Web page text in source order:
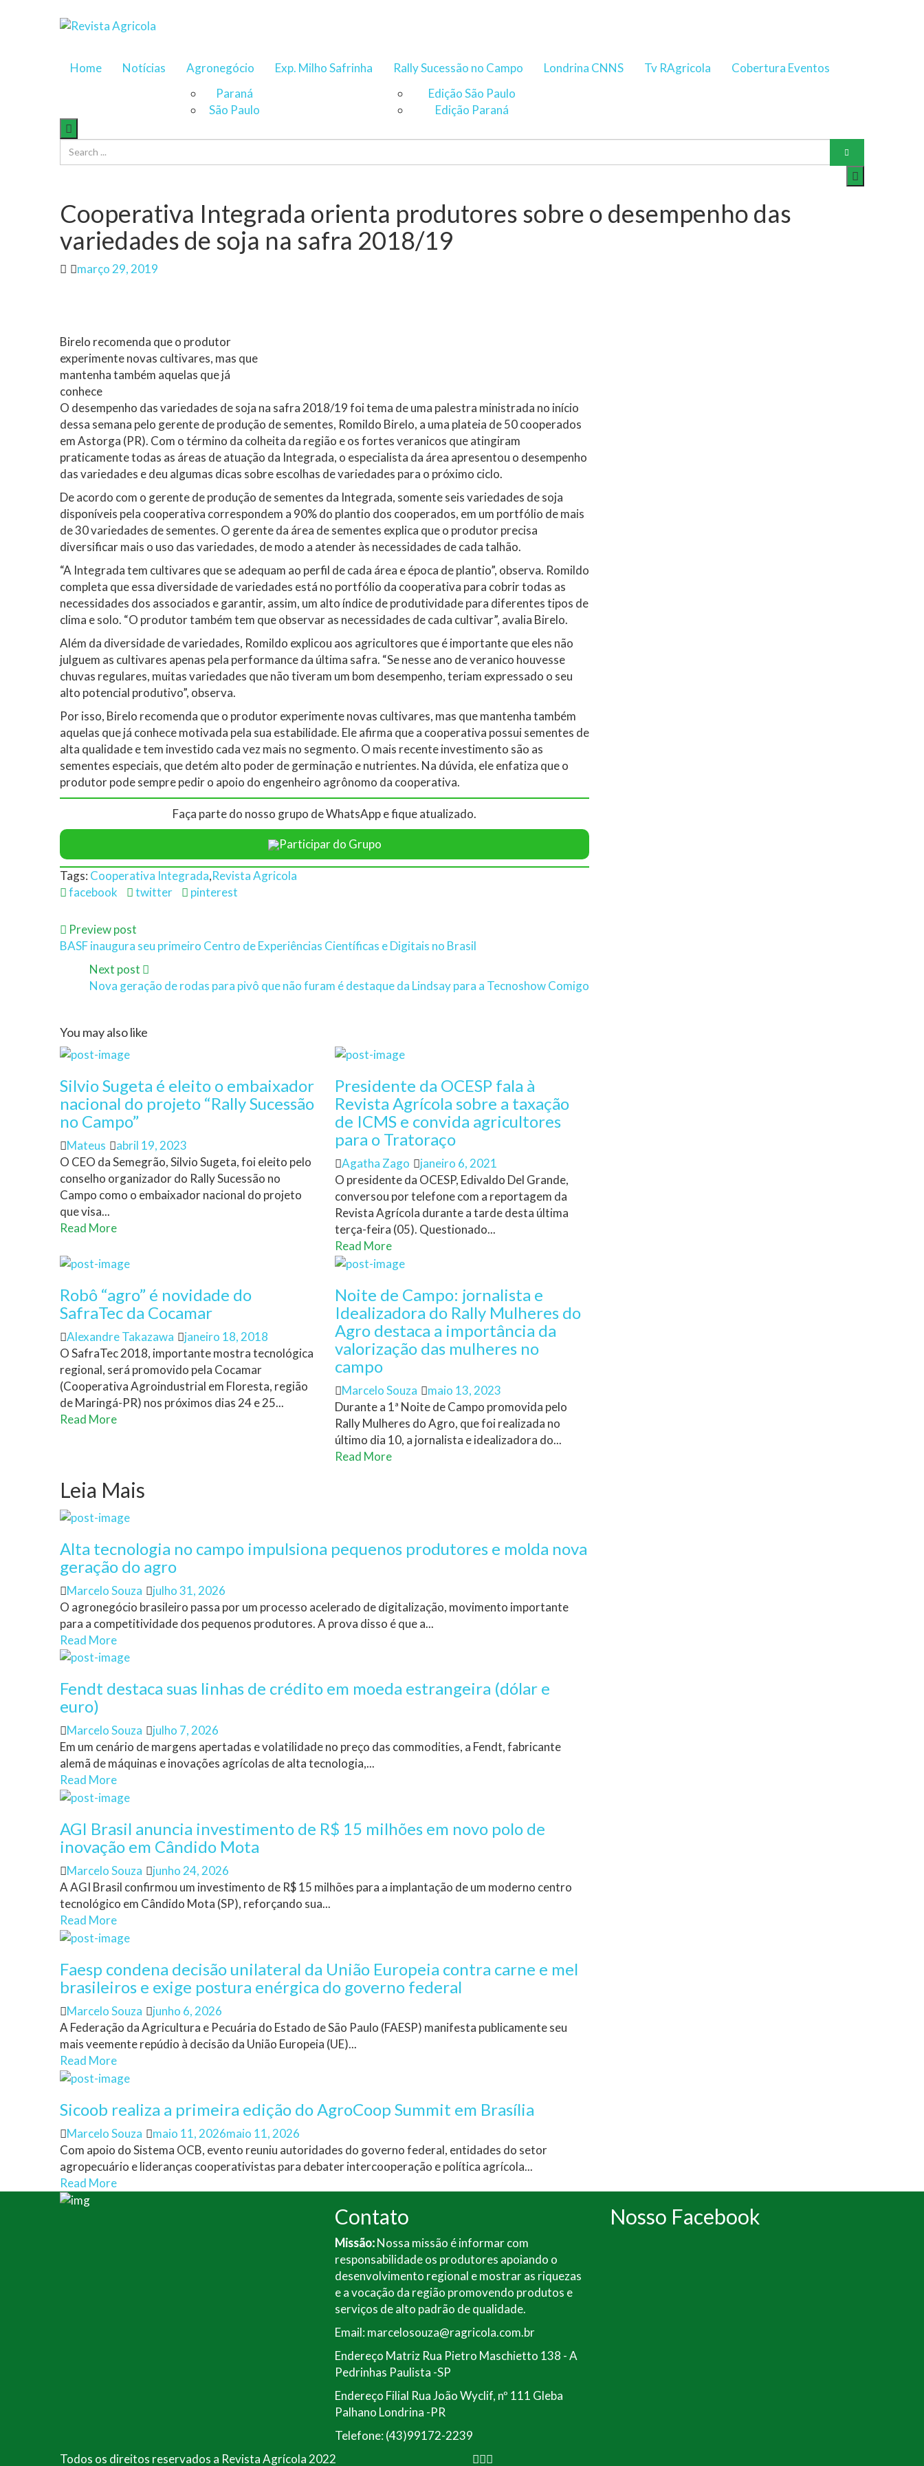
Home Notícias
Agronegócio
Paraná
São Paulo
Exp. Milho Safrinha
Rally Sucessão no Campo
Edição São Paulo
Edição Paraná
Londrina CNNS Tv RAgricola Cobertura Eventos
Cooperativa Integrada orienta produtores sobre o desempenho das
variedades de soja na safra 2018/19
Author
Posted
março 29, 2019
Birelo recomenda que o produtor
experimente novas cultivares, mas que
mantenha também aquelas que já
conhece
O desempenho das variedades de soja na safra 2018/19 foi tema de uma palestra ministrada no início
dessa semana pelo gerente de produção de sementes, Romildo Birelo, a uma plateia de 50 cooperados
em Astorga (PR). Com o término da colheita da região e os fortes veranicos que atingiram
praticamente todas as áreas de atuação da Integrada, o especialista da área apresentou o desempenho
das variedades e deu algumas dicas sobre escolhas de variedades para o próximo ciclo.
De acordo com o gerente de produção de sementes da Integrada, somente seis variedades de soja
disponíveis pela cooperativa correspondem a 90% do plantio dos cooperados, em um portfólio de mais
de 30 variedades de sementes. O gerente da área de sementes explica que o produtor precisa
diversificar mais o uso das variedades, de modo a atender às necessidades de cada talhão.
“A Integrada tem cultivares que se adequam ao perfil de cada área e época de plantio”, observa. Romildo
completa que essa diversidade de variedades está no portfólio da cooperativa para cobrir todas as
necessidades dos associados e garantir, assim, um alto índice de produtividade para diferentes tipos de
clima e solo. “O produtor também tem que observar as necessidades de cada cultivar”, avalia Birelo.
Além da diversidade de variedades, Romildo explicou aos agricultores que é importante que eles não
julguem as cultivares apenas pela performance da última safra. “Se nesse ano de veranico houvesse
chuvas regulares, muitas variedades que não tiveram um bom desempenho, teriam expressado o seu
alto potencial produtivo”, observa.
Por isso, Birelo recomenda que o produtor experimente novas cultivares, mas que mantenha também
aquelas que já conhece motivada pela sua estabilidade. Ele afirma que a cooperativa possui sementes de
alta qualidade e tem investido cada vez mais no segmento. O mais recente investimento são as
sementes especiais, que detém alto poder de germinação e nutrientes. Na dúvida, ele enfatiza que o
produtor pode sempre pedir o apoio do engenheiro agrônomo da cooperativa.
Faça parte do nosso grupo de WhatsApp e fique atualizado.
Participar do Grupo
Tags: Cooperativa Integrada,Revista Agricola
facebook
twitter pinterest
Preview post
BASF inaugura seu primeiro Centro de Experiências Científicas e Digitais no Brasil
Next post
Nova geração de rodas para pivô que não furam é destaque da Lindsay para a Tecnoshow Comigo
You may also like
Silvio Sugeta é eleito o embaixador
nacional do projeto “Rally Sucessão
no Campo”
Author
Mateus
Posted
on
abril 19, 2023
O CEO da Semegrão, Silvio Sugeta, foi eleito pelo
conselho organizador do Rally Sucessão no
Campo como o embaixador nacional do projeto
que visa...
Read More
Presidente da OCESP fala à
Revista Agrícola sobre a taxação
de ICMS e convida agricultores
para o Tratoraço
Author
Agatha Zago
Posted
on
janeiro 6, 2021
O presidente da OCESP, Edivaldo Del Grande,
conversou por telefone com a reportagem da
Revista Agrícola durante a tarde desta última
terça-feira (05). Questionado...
Read More
Robô “agro” é novidade do
SafraTec da Cocamar
Author
Alexandre Takazawa
Posted
on
janeiro 18, 2018
O SafraTec 2018, importante mostra tecnológica
regional, será promovido pela Cocamar
(Cooperativa Agroindustrial em Floresta, região
de Maringá-PR) nos próximos dias 24 e 25...
Read More
Noite de Campo: jornalista e
Idealizadora do Rally Mulheres do
Agro destaca a importância da
valorização das mulheres no
campo
Author
Marcelo Souza
Posted
on
maio 13, 2023
Durante a 1ª Noite de Campo promovida pelo
Rally Mulheres do Agro, que foi realizada no
último dia 10, a jornalista e idealizadora do...
Read More
Leia Mais
Alta tecnologia no campo impulsiona pequenos produtores e molda nova
geração do agro
Author
Marcelo Souza
Posted
on
julho 31, 2026
O agronegócio brasileiro passa por um processo acelerado de digitalização, movimento importante
para a competitividade dos pequenos produtores. A prova disso é que a...
Read More
Fendt destaca suas linhas de crédito em moeda estrangeira (dólar e
euro)
Author
Marcelo Souza
Posted
on
julho 7, 2026
Em um cenário de margens apertadas e volatilidade no preço das commodities, a Fendt, fabricante
alemã de máquinas e inovações agrícolas de alta tecnologia,...
Read More
AGI Brasil anuncia investimento de R$ 15 milhões em novo polo de
inovação em Cândido Mota
Author
Marcelo Souza
Posted
on
junho 24, 2026
A AGI Brasil confirmou um investimento de R$ 15 milhões para a implantação de um moderno centro
tecnológico em Cândido Mota (SP), reforçando sua...
Read More
Faesp condena decisão unilateral da União Europeia contra carne e mel
brasileiros e exige postura enérgica do governo federal
Author
Marcelo Souza
Posted
on
junho 6, 2026
A Federação da Agricultura e Pecuária do Estado de São Paulo (FAESP) manifesta publicamente seu
mais veemente repúdio à decisão da União Europeia (UE)...
Read More
Sicoob realiza a primeira edição do AgroCoop Summit em Brasília
Author
Marcelo Souza
Posted
on
maio 11, 2026maio 11, 2026
Com apoio do Sistema OCB, evento reuniu autoridades do governo federal, entidades do setor
agropecuário e lideranças cooperativistas para debater intercooperação e política agrícola...
Read More
Contato
Missão:Nossa missão é informar com
responsabilidade os produtores apoiando o
desenvolvimento regional e mostrar as riquezas
e a vocação da região promovendo produtos e
serviços de alto padrão de qualidade.
Email: marcelosouza@ragricola.com.br
Endereço Matriz Rua Pietro Maschietto 138 - A
Pedrinhas Paulista -SP
Endereço Filial Rua João Wyclif, nº 111 Gleba
Palhano Londrina -PR
Telefone: (43)99172-2239
Nosso Facebook
Todos os direitos reservados a Revista Agrícola 2022